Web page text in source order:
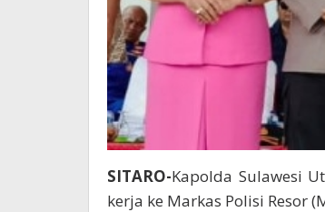
SITARO-Kapolda Sulawesi
kerja ke Markas Polisi Resor